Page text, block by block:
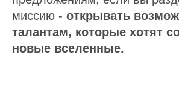
миссию - открывать
талантам, которые хотят
новые вселенные.